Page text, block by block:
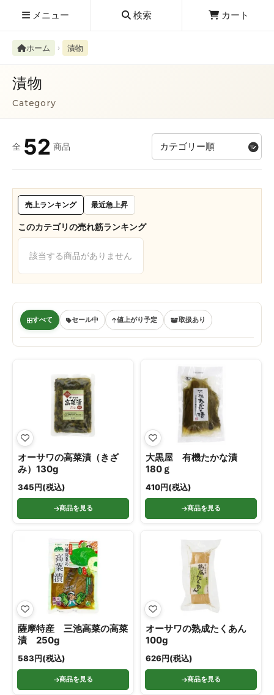
メニュー 検索 カート
検索履歴
ホーム 漬物
漬物
Category
全 52 商品
このカテゴリの売れ筋ランキング
売上ランキング 最近急上昇
該当する商品がありません
すべて セール中 値上がり予定 取扱あり
オーサワの高菜漬（きざ
み）130g
345円(税込)
商品を見る
大黒屋 有機たかな漬
180ｇ
410円(税込)
商品を見る
薩摩特産 三池高菜の高菜
漬 250g
583円(税込)
商品を見る
オーサワの熟成たくあん
100g
626円(税込)
商品を見る